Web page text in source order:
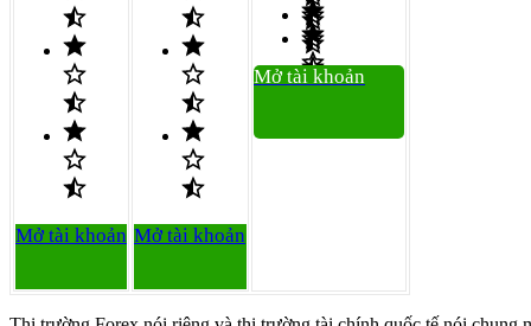
Mở tài khoản Mở tài khoản
Mở tài khoản